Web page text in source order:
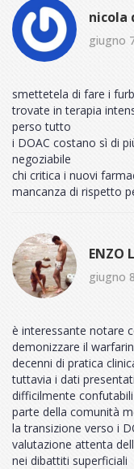
nicola
giugno
smettetela di fare i
trovate in terapia
perso tutto
i DOAC costano sì di
negoziabile
chi critica i nuovi
mancanza di rispetto
ENZO
giugno
è interessante notare
demonizzare il
decenni di pratica
tuttavia i dati
difficilmente
parte della comunità
la transizione verso i
valutazione attenta
nei dibattiti superficiali